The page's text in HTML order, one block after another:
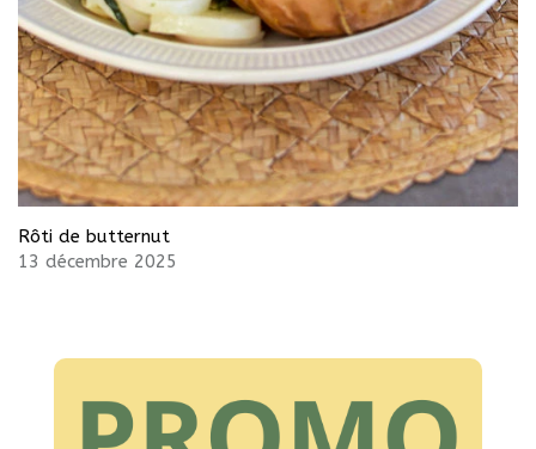
Rôti de butternut
13 décembre 2025